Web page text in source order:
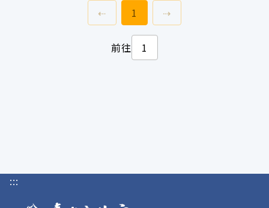
⇠ 上一頁前往
1 ⇢下一頁
前往
:::